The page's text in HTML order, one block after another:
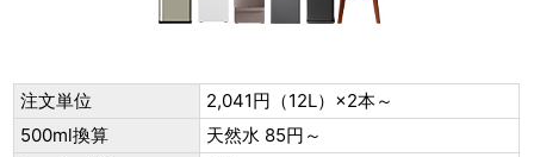
注文単位
2,041円（12L）×2本～
500ml換算
天然水 85円～